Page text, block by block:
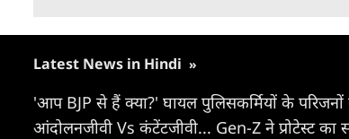
Latest News in Hindi »
'आप BJP से हैं क्या?' घायल पुलिसकर्मियों के परिजनों
आंदोलनजीवी Vs कंटेंटजीवी... Gen-Z ने प्रोटेस्ट